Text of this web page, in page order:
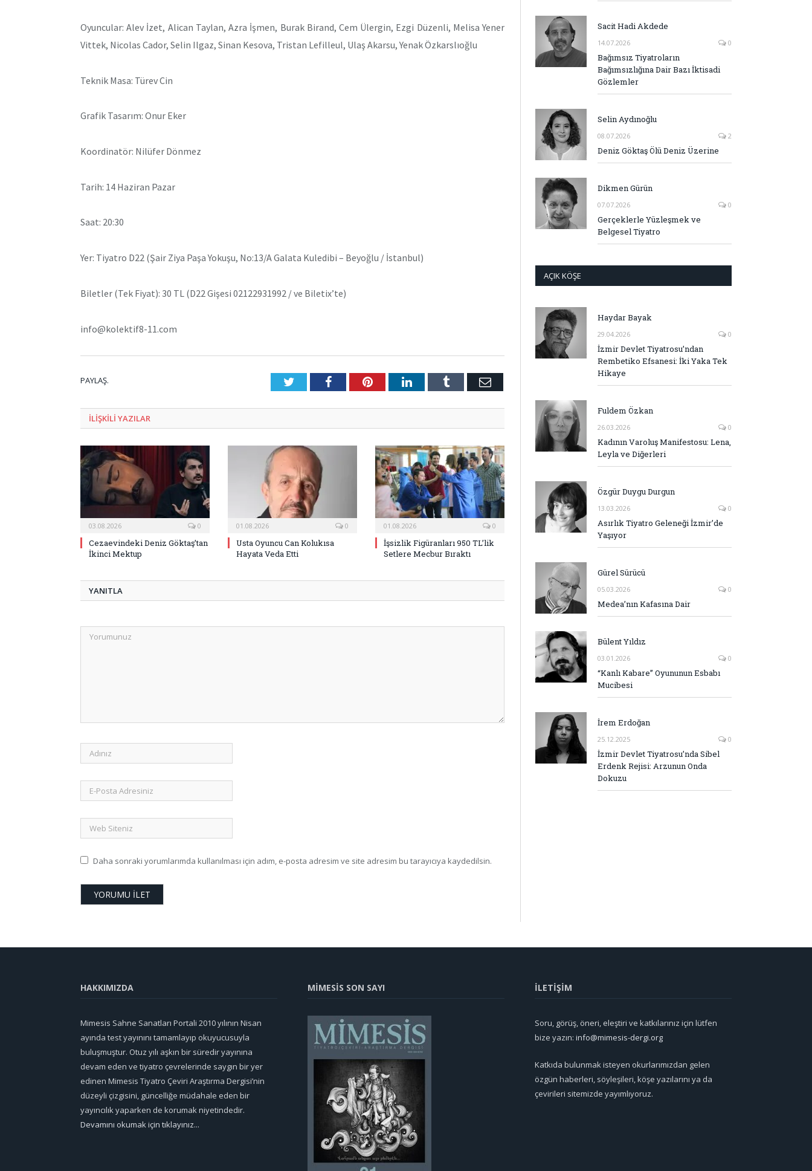
Oyuncular: Alev İzet, Alican Taylan, Azra İşmen, Burak Birand, Cem Ülergin, Ezgi Düzenli, Melisa Yener
Vittek, Nicolas Cador, Selin Ilgaz, Sinan Kesova, Tristan Lefilleul, Ulaş Akarsu, Yenak Özkarslıoğlu
Teknik Masa: Türev Cin
Grafik Tasarım: Onur Eker
Koordinatör: Nilüfer Dönmez
Tarih: 14 Haziran Pazar
Saat: 20:30
Yer: Tiyatro D22 (Şair Ziya Paşa Yokuşu, No:13/A Galata Kuledibi – Beyoğlu / İstanbul)
Biletler (Tek Fiyat): 30 TL (D22 Gişesi 02122931992 / ve Biletix’te)
info@kolektif8-11.com
PAYLAŞ. TwitterFacebookPinterestLinkedInTumblr E-
ILIŞKILI YAZILAR
03.08.2026 0
Cezaevindeki Deniz Göktaş’tan
İkinci Mektup
01.08.2026 0
Usta Oyuncu Can Kolukısa
Hayata Veda Etti
01.08.2026 0
İşsizlik Figüranları 950 TL’lik
Setlere Mecbur Bıraktı
YANITLA
Daha sonraki yorumlarımda kullanılması için adım, e-posta adresim ve site adresim bu tarayıcıya kaydedilsin.
Sacit Hadi Akdede
14.07.2026 0
Bağımsız Tiyatroların
Bağımsızlığına Dair Bazı İktisadi
Gözlemler
Selin Aydınoğlu
08.07.2026 2
Deniz Göktaş Ölü Deniz Üzerine
Dikmen Gürün
07.07.2026 0
Gerçeklerle Yüzleşmek ve
Belgesel Tiyatro
AÇIK KÖŞE
Haydar Bayak
29.04.2026 0
İzmir Devlet Tiyatrosu’ndan
Rembetiko Efsanesi: İki Yaka Tek
Hikaye
Fuldem Özkan
26.03.2026 0
Kadının Varoluş Manifestosu: Lena,
Leyla ve Diğerleri
Özgür Duygu Durgun
13.03.2026 0
Asırlık Tiyatro Geleneği İzmir’de
Yaşıyor
Gürel Sürücü
05.03.2026 0
Medea’nın Kafasına Dair
Bülent Yıldız
03.01.2026 0
“Kanlı Kabare” Oyununun Esbabı
Mucibesi
İrem Erdoğan
25.12.2025 0
İzmir Devlet Tiyatrosu’nda Sibel
Erdenk Rejisi: Arzunun Onda
Dokuzu
HAKKIMIZDA
Mimesis Sahne Sanatları Portali 2010 yılının Nisan
ayında test yayınını tamamlayıp okuyucusuyla
buluşmuştur. Otuz yılı aşkın bir süredir yayınına
devam eden ve tiyatro çevrelerinde saygın bir yer
edinen Mimesis Tiyatro Çeviri Araştırma Dergisi’nin
düzeyli çizgisini, güncelliğe müdahale eden bir
yayıncılık yaparken de korumak niyetindedir.
Devamını okumak için tıklayınız...
MİMESİS SON SAYI İLETİŞİM
Soru, görüş, öneri, eleştiri ve katkılarınız için lütfen
bize yazın: info@mimesis-dergi.org
Katkıda bulunmak isteyen okurlarımızdan gelen
özgün haberleri, söyleşileri, köşe yazılarını ya da
çevirileri sitemizde yayımlıyoruz.